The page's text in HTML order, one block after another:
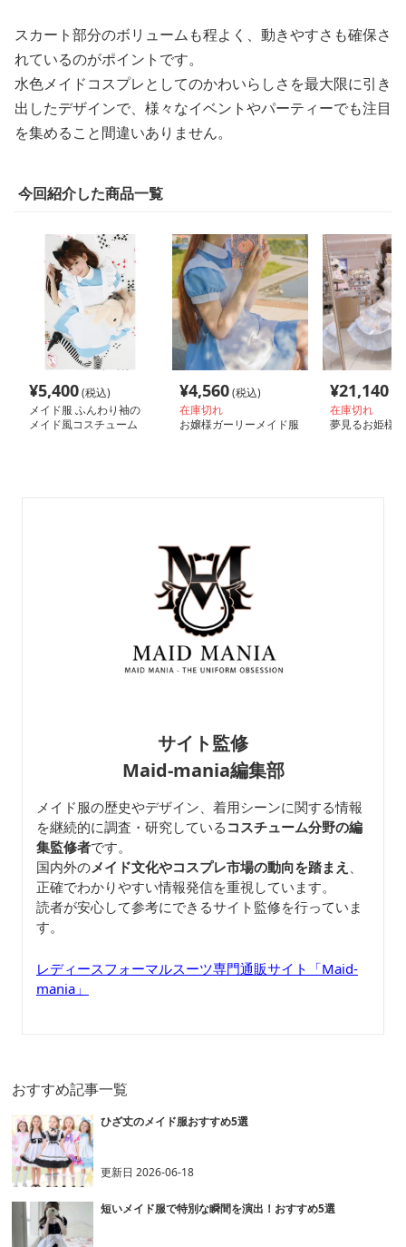
スカート部分のボリュームも程よく、動きやすさも確保さ
れているのがポイントです。
水色メイドコスプレとしてのかわいらしさを最大限に引き
出したデザインで、様々なイベントやパーティーでも注目
を集めること間違いありません。
今回紹介した商品一覧
¥5,400(税込)
メイド服 ふんわり袖の
メイド風コスチューム
¥4,560(税込)
在庫切れ
お嬢様ガーリーメイド服
¥21,140
在庫切れ
夢見るお姫様
サイト監修
Maid-mania編集部
メイド服の歴史やデザイン、着用シーンに関する情報
を継続的に調査・研究している コスチューム分野の編
集監修者です。
国内外のメイド文化やコスプレ市場の動向を踏まえ 、
正確でわかりやすい情報発信を重視しています。
読者が安心して参考にできるサイト監修を行っていま
す。
レディースフォーマルスーツ専門通販サイト「Maid-
mania」
おすすめ記事一覧
ひざ丈のメイド服おすすめ5選
更新日2026-06-18
短いメイド服で特別な瞬間を演出！おすすめ5選